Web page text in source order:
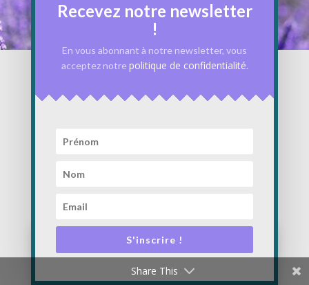
Infos
22 Route de Pertuis, 84160 Cadenet
Recevez notre newsletter
!
En vous abonnant à notre newsletter, vous
acceptez notre politique de confidentialité.
S'inscrire !
Share This